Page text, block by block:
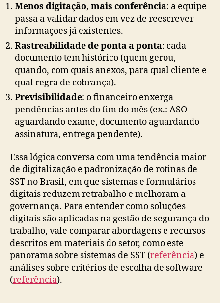
Menos digitação, mais conferência: a equipe
passa a validar dados em vez de reescrever
informações já existentes.
Rastreabilidade de ponta a ponta: cada
documento tem histórico (quem gerou,
quando, com quais anexos, para qual cliente e
qual regra de cobrança).
Previsibilidade: o financeiro enxerga
pendências antes do fim do mês (ex.: ASO
aguardando exame, documento aguardando
assinatura, entrega pendente).
Essa lógica conversa com uma tendência maior
de digitalização e padronização de rotinas de
SST no Brasil, em que sistemas e formulários
digitais reduzem retrabalho e melhoram a
governança. Para entender como soluções
digitais são aplicadas na gestão de segurança do
trabalho, vale comparar abordagens e recursos
descritos em materiais do setor, como este
panorama sobre sistemas de SST (referência) e
análises sobre critérios de escolha de software
(referência).